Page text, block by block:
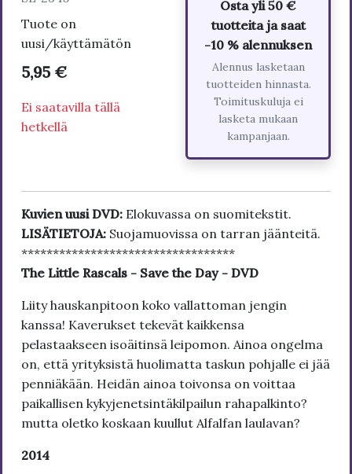
Tuote on
uusi/käyttämätön
5,95 €
Ei saatavilla tällä
hetkellä
Osta yli 50 €
tuotteita ja saat
-10 % alennuksen
Alennus lasketaan
tuotteiden hinnasta.
Toimituskuluja ei
lasketa mukaan
kampanjaan.
Kuvien uusi DVD: Elokuvassa on suomitekstit.
LISÄTIETOJA: Suojamuovissa on tarran jäänteitä.
**********************************
The Little Rascals - Save the Day - DVD
Liity hauskanpitoon koko vallattoman jengin
kanssa! Kaverukset tekevät kaikkensa
pelastaakseen isoäitinsä leipomon. Ainoa ongelma
on, että yrityksistä huolimatta taskun pohjalle ei jää
penniäkään. Heidän ainoa toivonsa on voittaa
paikallisen kykyjenetsintäkilpailun rahapalkinto?
mutta oletko koskaan kuullut Alfalfan laulavan?
2014